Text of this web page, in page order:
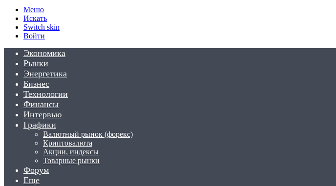
Меню
Искать
Switch skin
Войти
Экономика
Рынки
Энергетика
Бизнес
Технологии
Финансы
Интервью
Графики
Валютный рынок (форекс)
Криптовалюта
Акции, индексы
Товарные рынки
Форум
Еще